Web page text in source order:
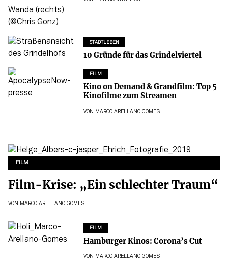
STADTLEBEN
10 Gründe für das Grindelviertel
FILM
Kino on Demand & Grandfilm: Top 5
Kinofilme zum Streamen
VON MARCO ARELLANO GOMES
FILM
Film-Krise: „Ein schlechter Traum“
VON MARCO ARELLANO GOMES
FILM
Hamburger Kinos: Corona’s Cut
VON MARCO ARELLANO GOMES